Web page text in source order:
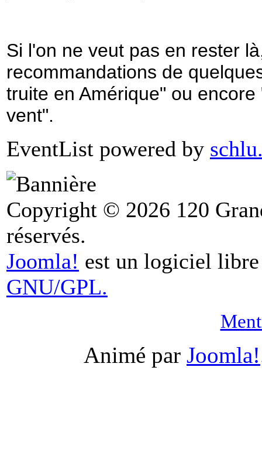
Si l'on ne veut pas en rester
recommandations de
truite en Amérique" ou
vent".
EventList powered by
Copyright © 2026 120
réservés.
Joomla! est un logiciel
GNU/GPL.
Animé par Joomla!